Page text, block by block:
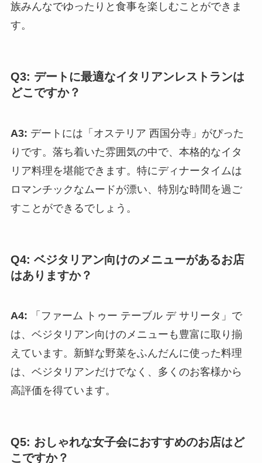
族みんなでゆったりと食事を楽しむことができま
す。
Q3: デートに最適なイタリアンレストランは
どこですか？
A3: デートには「オステリア 西国分寺」がぴった
りです。落ち着いた雰囲気の中で、本格的なイタ
リア料理を堪能できます。特にディナータイムは
ロマンチックなムードが漂い、特別な時間を過ご
すことができるでしょう。
Q4: ベジタリアン向けのメニューがあるお店
はありますか？
A4: 「ファーム トゥー テーブル デ サリータ」で
は、ベジタリアン向けのメニューも豊富に取り揃
えています。新鮮な野菜をふんだんに使った料理
は、ベジタリアンだけでなく、多くのお客様から
高評価を得ています。
Q5: おしゃれな女子会におすすめのお店はど
こですか？